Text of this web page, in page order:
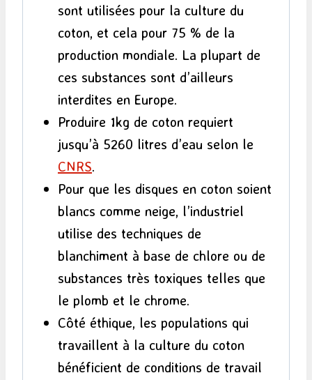
sont utilisées pour la culture du
coton, et cela pour 75 % de la
production mondiale. La plupart de
ces substances sont d’ailleurs
interdites en Europe.
Produire 1kg de coton requiert
jusqu’à 5260 litres d’eau selon le
CNRS.
Pour que les disques en coton soient
blancs comme neige, l’industriel
utilise des techniques de
blanchiment à base de chlore ou de
substances très toxiques telles que
le plomb et le chrome.
Côté éthique, les populations qui
travaillent à la culture du coton
bénéficient de conditions de travail